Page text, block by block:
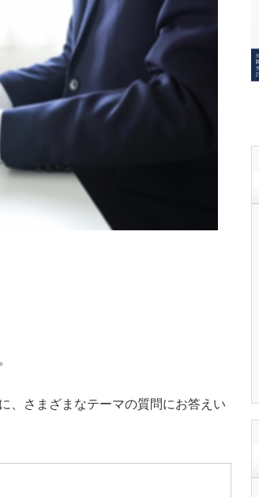
、さまざまなテーマの質問にお答えい